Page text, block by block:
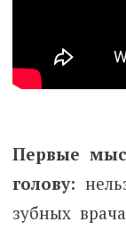
Первые
голову:
зубных